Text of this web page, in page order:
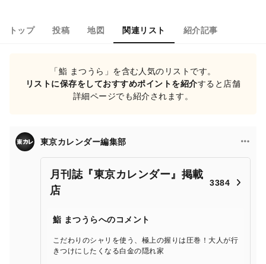
トップ 投稿 地図 関連リスト 紹介記事
「鮨 まつうら」を含む人気のリストです。
リストに保存をしておすすめポイントを紹介すると店舗
詳細ページでも紹介されます。
東京カレンダー編集部
月刊誌『東京カレンダー』掲載
店
3384
鮨 まつうらへのコメント
こだわりのシャリを使う、極上の握りは圧巻！大人が行
きつけにしたくなる白金の隠れ家